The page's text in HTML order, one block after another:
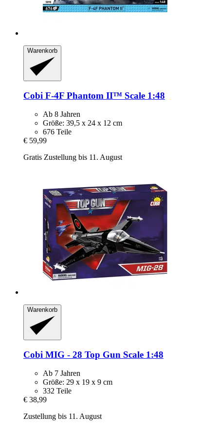
Warenkorb
Cobi F-​4F Phantom II™ Scale 1:48
Ab 8 Jahren
Größe: 39,5 x 24 x 12 cm
676 Teile
€ 59,99
Gratis Zustellung bis 11. August
Warenkorb
Cobi MIG -​ 28 Top Gun Scale 1:48
Ab 7 Jahren
Größe: 29 x 19 x 9 cm
332 Teile
€ 38,99
Zustellung bis 11. August